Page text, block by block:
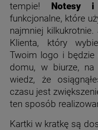
tempie! Notesy i
funkcjonalne, które
najmniej
Klienta, który
Twoim logo i będzie
domu, w biurze, na
wiedz, że
czasu jest
ten sposób
Kartki w kratkę są